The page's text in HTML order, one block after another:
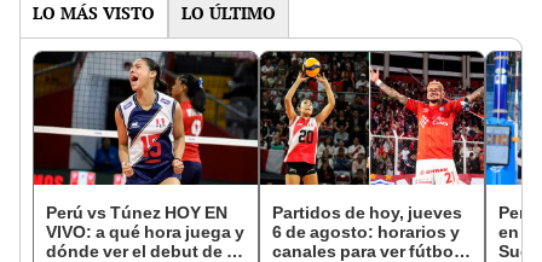
LO MÁS VISTO LO ÚLTIMO
Perú vs Túnez HOY EN
VIVO: a qué hora juega y
dónde ver el debut de la
Partidos de hoy, jueves
6 de agosto: horarios y
canales para ver fútbol
Perú
en